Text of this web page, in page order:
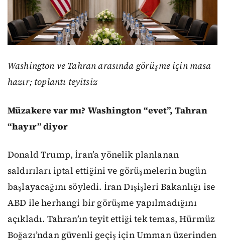
Washington ve Tahran arasında görüşme için masa
hazır; toplantı teyitsiz
Müzakere var mı? Washington “evet”, Tahran
“hayır” diyor
Donald Trump, İran’a yönelik planlanan
saldırıları iptal ettiğini ve görüşmelerin bugün
başlayacağını söyledi. İran Dışişleri Bakanlığı ise
ABD ile herhangi bir görüşme yapılmadığını
açıkladı. Tahran’ın teyit ettiği tek temas, Hürmüz
Boğazı’ndan güvenli geçiş için Umman üzerinden